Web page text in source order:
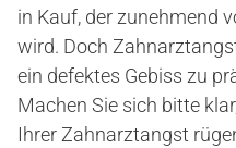
in Kauf, der zunehmend
wird. Doch
ein defektes Gebiss zu
Machen Sie sich bitte
Ihrer Zahnarztangst